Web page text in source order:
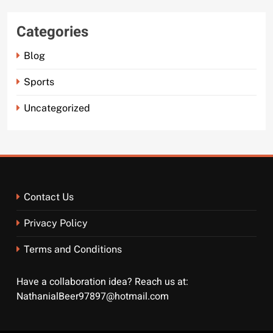
Categories
Blog
Sports
Uncategorized
Contact Us
Privacy Policy
Terms and Conditions
Have a collaboration idea? Reach us at:
NathanialBeer97897@hotmail.com